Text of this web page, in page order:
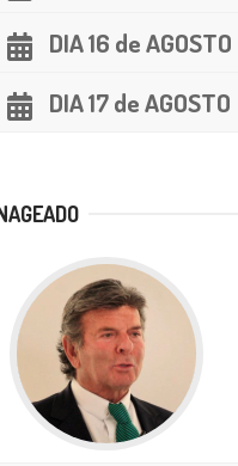
DIA 16 de AGOSTO
DIA 17 de AGOSTO